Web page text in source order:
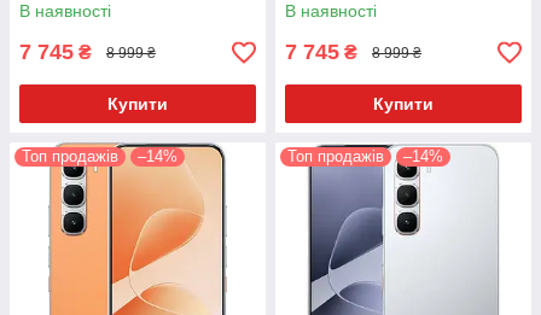
В наявності
7 745 ₴ 8 999 ₴
Купити
В наявності
7 745 ₴ 8 999 ₴
Купити
Топ продажів –14% Топ продажів –14%